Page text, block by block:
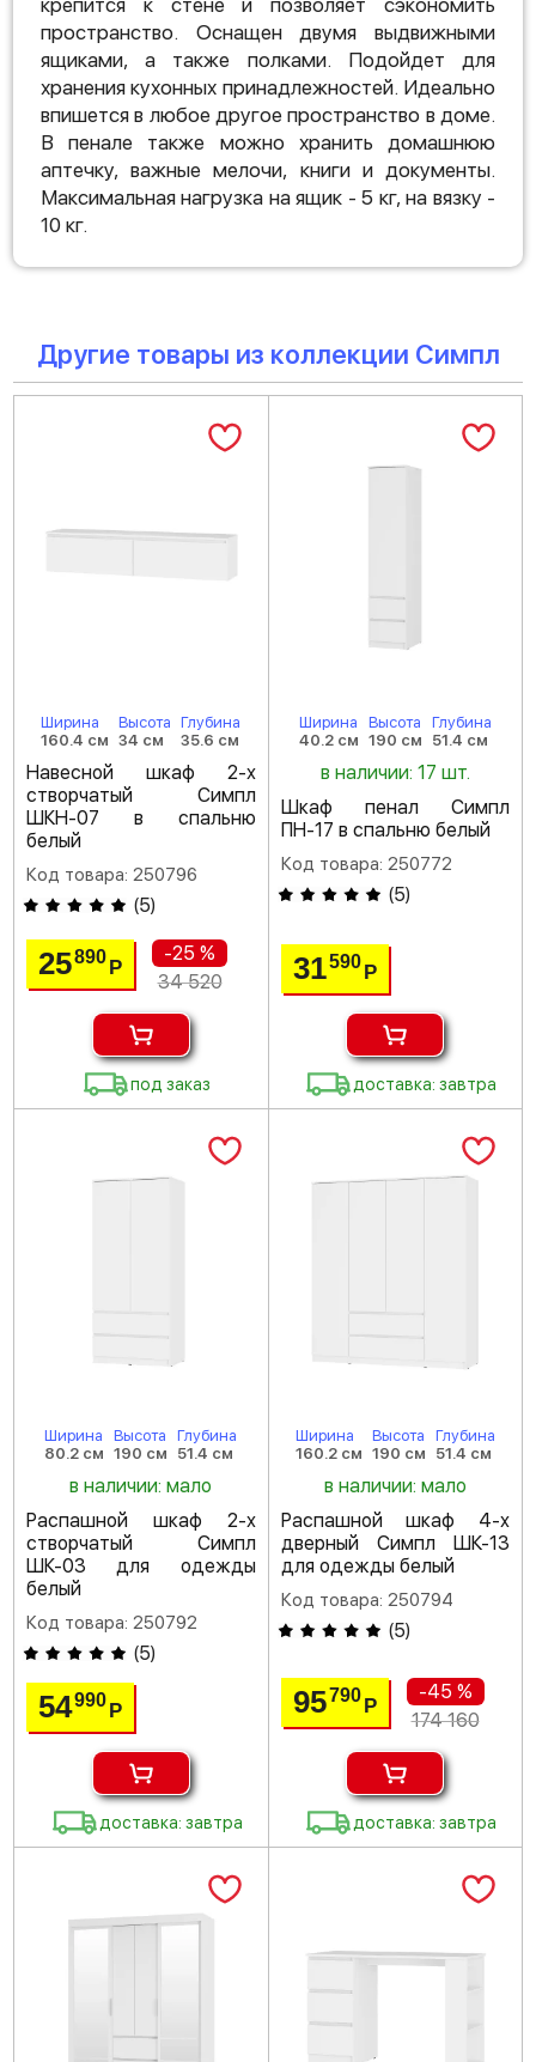
крепится к стене и позволяет сэкономить
пространство. Оснащен двумя выдвижными
ящиками, а также полками. Подойдет для
хранения кухонных принадлежностей. Идеально
впишется в любое другое пространство в доме.
В пенале также можно хранить домашнюю
аптечку, важные мелочи, книги и документы.
Максимальная нагрузка на ящик - 5 кг, на вязку -
10 кг.
Другие товары из коллекции Симпл
Ширина
160.4 см
Высота
34 см
Глубина
35.6 см
Навесной шкаф 2-х
створчатый Симпл
ШКН-07 в спальню
белый
Код товара: 250796
(5)
25890Р
-25 %
34 520
под заказ
Ширина
40.2 см
Высота
190 см
Глубина
51.4 см
в наличии: 17 шт.
Шкаф пенал Симпл
ПН-17 в спальню белый
Код товара: 250772
(5)
31590 Р
доставка: завтра
Ширина
80.2 см
Высота
190 см
Глубина
51.4 см
в наличии: мало
Распашной шкаф 2-х
створчатый Симпл
ШК-03 для одежды
белый
Код товара: 250792
(5)
54990Р
доставка: завтра
Ширина
160.2 см
Высота
190 см
Глубина
51.4 см
в наличии: мало
Распашной шкаф 4-х
дверный Симпл ШК-13
для одежды белый
Код товара: 250794
(5)
95790 Р
-45 %
174 160
доставка: завтра